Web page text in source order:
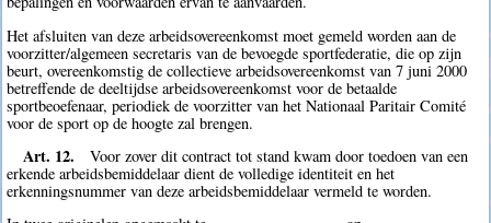
Het afsluiten van deze arbeidsovereenkomst moet gemeld worden aan de
voorzitter/algemeen secretaris van de bevoegde sportfederatie, die op zijn
beurt, overeenkomstig de collectieve arbeidsovereenkomst van 7 juni 2000
betreffende de deeltijdse arbeidsovereenkomst voor de betaalde
sportbeoefenaar, periodiek de voorzitter van het Nationaal Paritair Comité
voor de sport op de hoogte zal brengen.
Art. 12.
Voor zover dit contract tot stand kwam door toedoen van een
erkende arbeidsbemiddelaar dient de volledige identiteit en het
erkenningsnummer van deze arbeidsbemiddelaar vermeld te worden.